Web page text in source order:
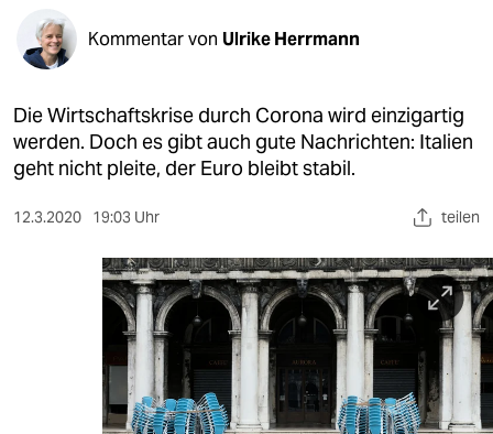
öko
gesellschaft
kultur
sport
berlin
Kommentar von Ulrike Herrmann
Die Wirtschaftskrise durch Corona wird einzigartig
werden. Doch es gibt auch gute Nachrichten: Italien
geht nicht pleite, der Euro bleibt stabil.
12.3.2020 19:03 Uhr teilen